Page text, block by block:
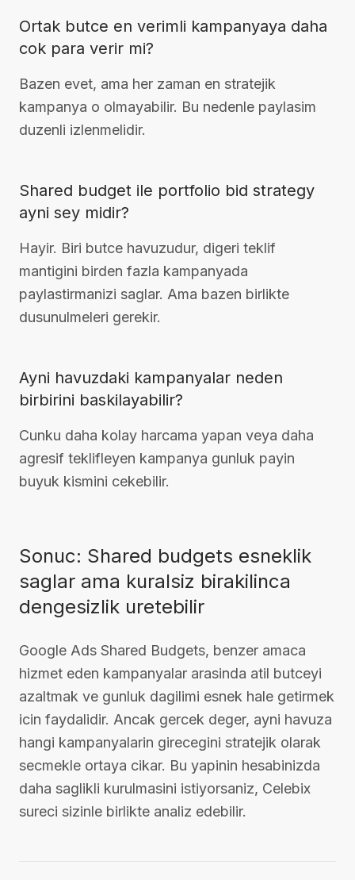
Ortak butce en verimli kampanyaya daha
cok para verir mi?
Bazen evet, ama her zaman en stratejik
kampanya o olmayabilir. Bu nedenle paylasim
duzenli izlenmelidir.
Shared budget ile portfolio bid strategy
ayni sey midir?
Hayir. Biri butce havuzudur, digeri teklif
mantigini birden fazla kampanyada
paylastirmanizi saglar. Ama bazen birlikte
dusunulmeleri gerekir.
Ayni havuzdaki kampanyalar neden
birbirini baskilayabilir?
Cunku daha kolay harcama yapan veya daha
agresif teklifleyen kampanya gunluk payin
buyuk kismini cekebilir.
Sonuc: Shared budgets esneklik
saglar ama kuralsiz birakilinca
dengesizlik uretebilir
Google Ads Shared Budgets, benzer amaca
hizmet eden kampanyalar arasinda atil butceyi
azaltmak ve gunluk dagilimi esnek hale getirmek
icin faydalidir. Ancak gercek deger, ayni havuza
hangi kampanyalarin girecegini stratejik olarak
secmekle ortaya cikar. Bu yapinin hesabinizda
daha saglikli kurulmasini istiyorsaniz, Celebix
sureci sizinle birlikte analiz edebilir.